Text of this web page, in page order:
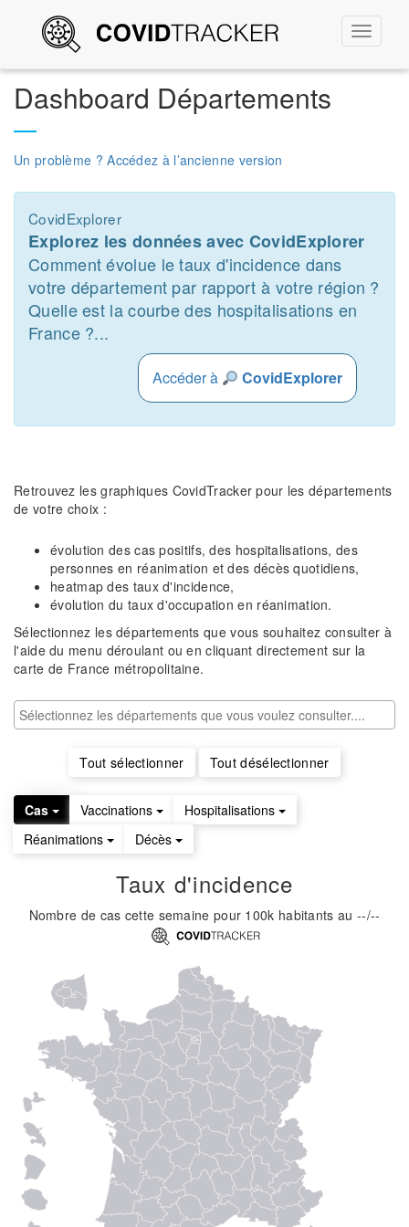
la
Dashboard Départements
Un problème ? Accédez à l’ancienne version
CovidExplorer
Explorez les données avec CovidExplorer
Comment évolue le taux d'incidence dans
votre département par rapport à votre région ?
Quelle est la courbe des hospitalisations en
France ?...
Accéder à CovidExplorer
Retrouvez les graphiques CovidTracker pour les départements
de votre choix :
évolution des cas positifs, des hospitalisations, des
personnes en réanimation et des décès quotidiens,
heatmap des taux d'incidence,
évolution du taux d'occupation en réanimation.
Sélectionnez les départements que vous souhaitez consulter à
l'aide du menu déroulant ou en cliquant directement sur la
carte de France métropolitaine.
Tout sélectionner Tout désélectionner
Cas Vaccinations
Hospitalisations
Réanimations
Décès
Taux d'incidence
Nombre de cas cette semaine pour 100k habitants au --/--